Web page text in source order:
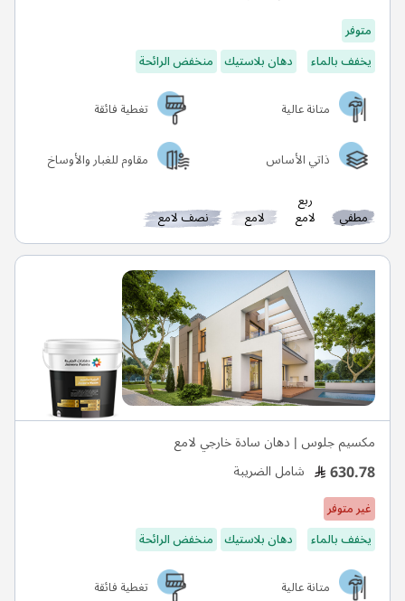
متوفر
يخفف بالماء
دهان بلاستيك منخفض الرائحة
متانة عالية
تغطية فائقة
ذاتي الأساس
مقاوم للغبار والأوساخ
مطفي
ربع
لامع لامع نصف لامع
مكسيم جلوس | دهان سادة خارجي لامع
630.78 شامل الضريبة
غير متوفر
يخفف بالماء
دهان بلاستيك منخفض الرائحة
متانة عالية
تغطية فائقة